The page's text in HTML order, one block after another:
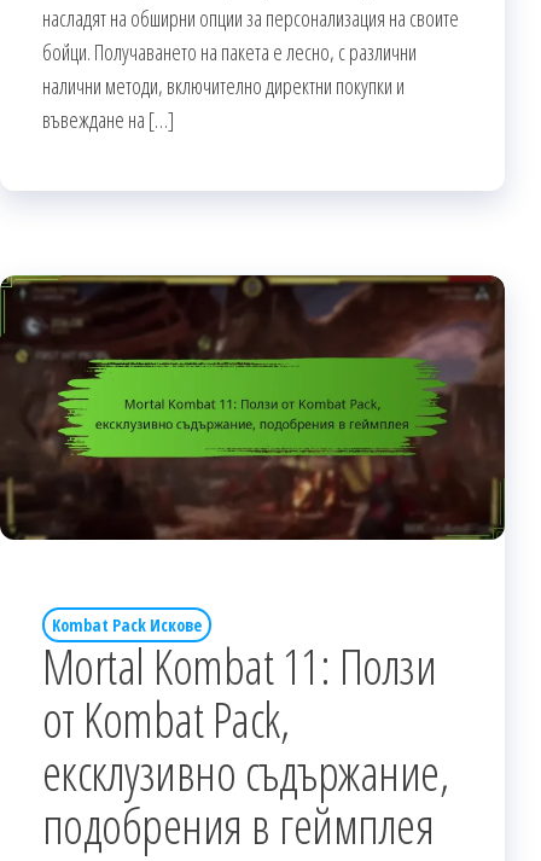
насладят на обширни опции за персонализация на своите
бойци. Получаването на пакета е лесно, с различни
налични методи, включително директни покупки и
въвеждане на […]
Kombat Pack Искове
Mortal Kombat 11: Ползи
от Kombat Pack,
ексклузивно съдържание,
подобрения в геймплея